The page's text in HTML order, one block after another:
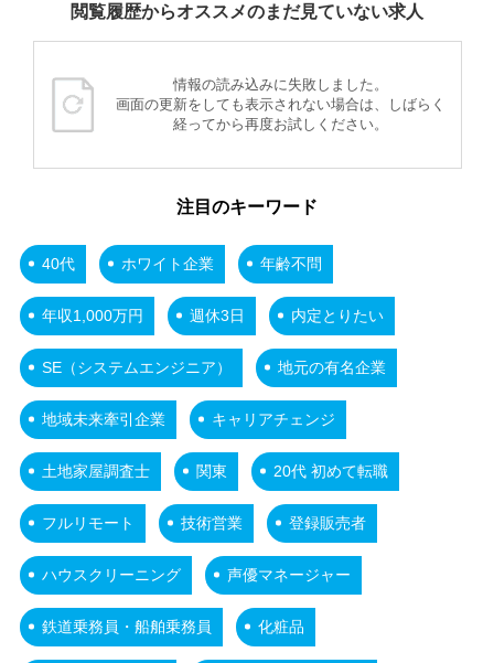
閲覧履歴からオススメのまだ見ていない求人
情報の読み込みに失敗しました。
画面の更新をしても表示されない場合は、しばらく
経ってから再度お試しください。
注目のキーワード
40代 ホワイト企業 年齢不問
年収1,000万円 週休3日 内定とりたい
SE（システムエンジニア） 地元の有名企業
地域未来牽引企業 キャリアチェンジ
土地家屋調査士 関東 20代 初めて転職
フルリモート 技術営業 登録販売者
ハウスクリーニング 声優マネージャー
鉄道乗務員・船舶乗務員 化粧品